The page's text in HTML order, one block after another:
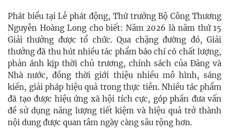
Phát biểu tại Lễ phát động, Thứ trưởng Bộ Công Thương
Nguyễn Hoàng Long cho biết: Năm 2026 là năm thứ 15
Giải thưởng được tổ chức. Qua chặng đường đó, Giải
thưởng đã thu hút nhiều tác phẩm báo chí có chất lượng,
phản ánh kịp thời chủ trương, chính sách của Đảng và
Nhà nước, đồng thời giới thiệu nhiều mô hình, sáng
kiến, giải pháp hiệu quả trong thực tiễn. Nhiều tác phẩm
đã tạo được hiệu ứng xã hội tích cực, góp phần đưa vấn
đề sử dụng năng lượng tiết kiệm và hiệu quả trở thành
nội dung được quan tâm ngày càng sâu rộng hơn.